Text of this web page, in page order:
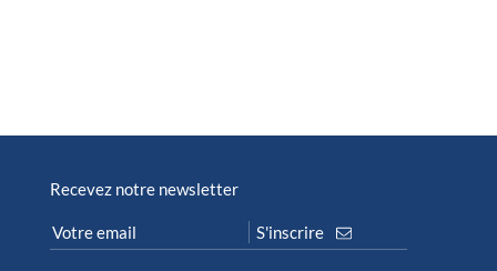
Recevez notre newsletter